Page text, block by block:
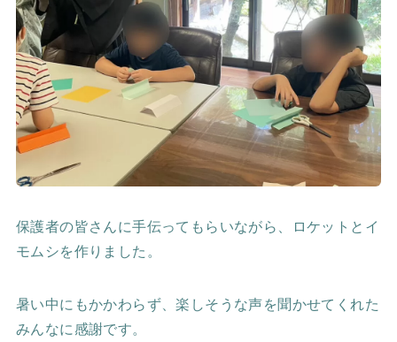
保護者の皆さんに手伝ってもらいながら、ロケットとイ
モムシを作りました。
暑い中にもかかわらず、楽しそうな声を聞かせてくれた
みんなに感謝です。